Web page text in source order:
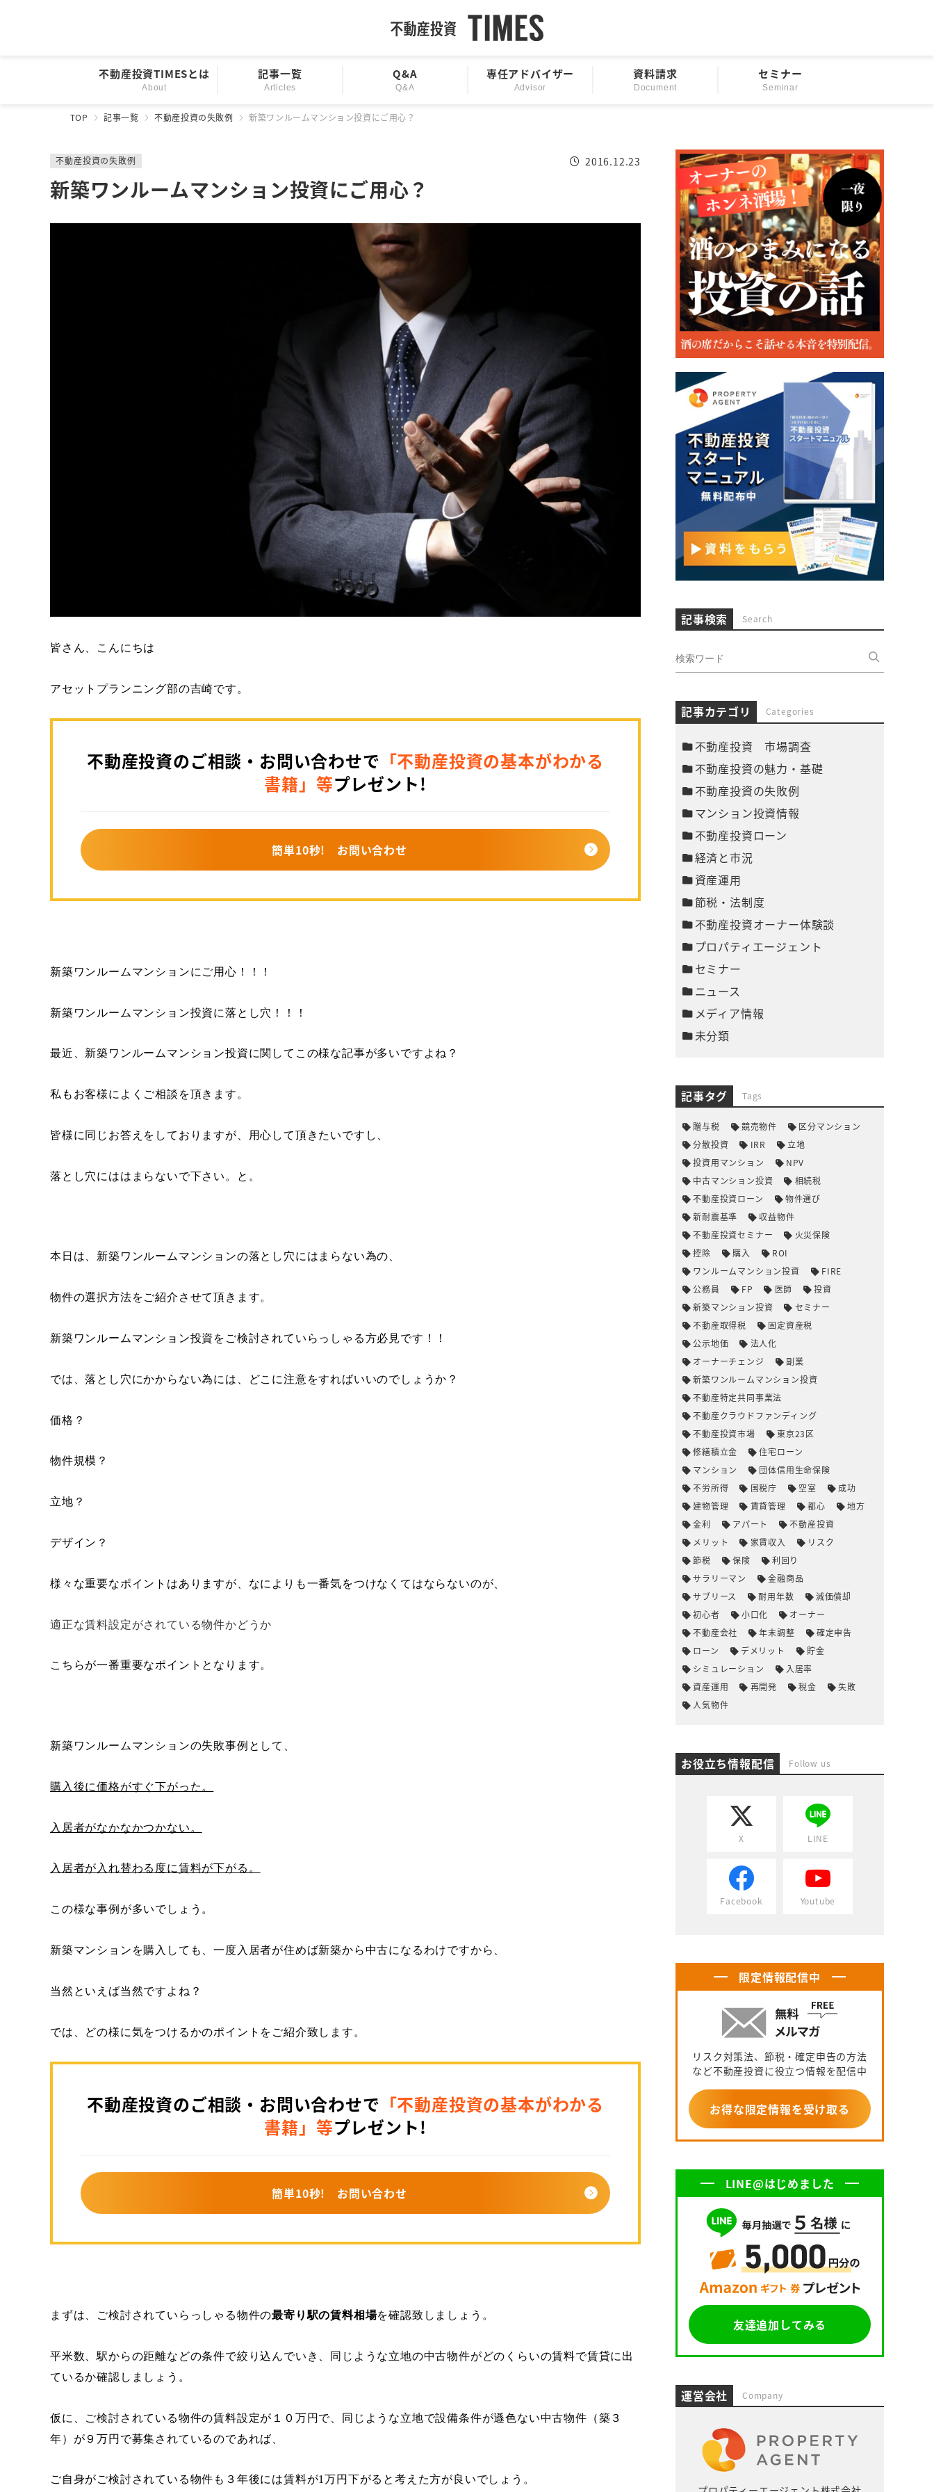
不動産投資TIMESとは
About
記事一覧
Articles
Q&A
Q&A
専任アドバイザー
Advisor
資料請求
Document
セミナー
Seminar
TOP 記事一覧 不動産投資の失敗例 新築ワンルームマンション投資にご用心？
不動産投資の失敗例 2016.12.23
新築ワンルームマンション投資にご用心？
皆さん、こんにちは
アセットプランニング部の吉崎です。
不動産投資のご相談・お問い合わせで 「不動産投資の基本がわかる
書籍」等プレゼント!
簡単10秒! お問い合わせ
新築ワンルームマンションにご用心！！！
新築ワンルームマンション投資に落とし穴！！！
最近、新築ワンルームマンション投資に関してこの様な記事が多いですよね？
私もお客様によくご相談を頂きます。
皆様に同じお答えをしておりますが、用心して頂きたいですし、
落とし穴にははまらないで下さい。と。
本日は、新築ワンルームマンションの落とし穴にはまらない為の、
物件の選択方法をご紹介させて頂きます。
新築ワンルームマンション投資をご検討されていらっしゃる方必見です！！
では、落とし穴にかからない為には、どこに注意をすればいいのでしょうか？
価格？
物件規模？
立地？
デザイン？
様々な重要なポイントはありますが、なによりも一番気をつけなくてはならないのが、
適正な賃料設定がされている物件かどうか
こちらが一番重要なポイントとなります。
新築ワンルームマンションの失敗事例として、
購入後に価格がすぐ下がった。
入居者がなかなかつかない。
入居者が入れ替わる度に賃料が下がる。
この様な事例が多いでしょう。
新築マンションを購入しても、一度入居者が住めば新築から中古になるわけですから、
当然といえば当然ですよね？
では、どの様に気をつけるかのポイントをご紹介致します。
不動産投資のご相談・お問い合わせで 「不動産投資の基本がわかる
書籍」等プレゼント!
簡単10秒! お問い合わせ
まずは、ご検討されていらっしゃる物件の最寄り駅の賃料相場を確認致しましょう。
平米数、駅からの距離などの条件で絞り込んでいき、同じような立地の中古物件がどのくらいの賃料で賃貸に出
ているか確認しましょう。
仮に、ご検討されている物件の賃料設定が１０万円で、同じような立地で設備条件が遜色ない中古物件（築３
年）が９万円で募集されているのであれば、
ご自身がご検討されている物件も３年後には賃料が1万円下がると考えた方が良いでしょう。
記事検索 Search
記事カテゴリ Categories
不動産投資 市場調査
不動産投資の魅力・基礎
不動産投資の失敗例
マンション投資情報
不動産投資ローン
経済と市況
資産運用
節税・法制度
不動産投資オーナー体験談
プロパティエージェント
セミナー
ニュース
メディア情報
未分類
記事タグ Tags
贈与税 競売物件
区分マンション
分散投資
IRR
立地
投資用マンション
NPV
中古マンション投資
相続税
不動産投資ローン
物件選び
新耐震基準
収益物件
不動産投資セミナー
火災保険
控除
購入
ROI
ワンルームマンション投資
FIRE
公務員
FP 医師
投資
新築マンション投資
セミナー
不動産取得税
固定資産税
公示地価
法人化
オーナーチェンジ
副業
新築ワンルームマンション投資
不動産特定共同事業法
不動産クラウドファンディング
不動産投資市場
東京23区
修繕積立金
住宅ローン
マンション
団体信用生命保険
不労所得
国税庁 空室
成功
建物管理
賃貸管理 都心
地方
金利
アパート
不動産投資
メリット
家賃収入
リスク
節税
保険
利回り
サラリーマン
金融商品
サブリース
耐用年数
減価償却
初心者
小口化
オーナー
不動産会社
年末調整
確定申告
ローン
デメリット
貯金
シミュレーション
入居率
資産運用
再開発 税金
失敗
人気物件
お役立ち情報配信 Follow us
X LINE
Facebook Youtube
限定情報配信中
リスク対策法、節税・確定申告の方法
など不動産投資に役立つ情報を配信中
お得な限定情報を受け取る
LINE@はじめました
友達追加してみる
運営会社 Company